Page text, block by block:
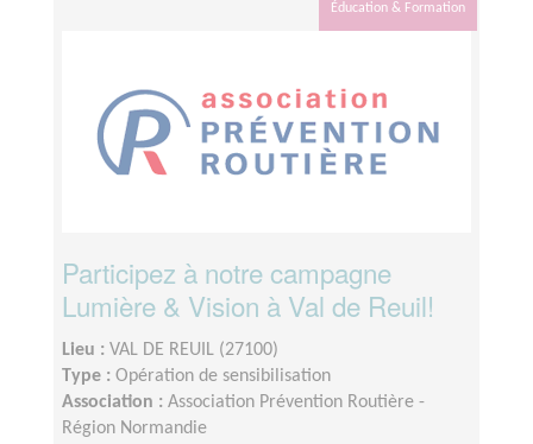
Éducation & Formation
Participez à notre campagne
Lumière & Vision à Val de Reuil!
Lieu : VAL DE REUIL (27100)
Type : Opération de sensibilisation
Association : Association Prévention Routière -
Région Normandie